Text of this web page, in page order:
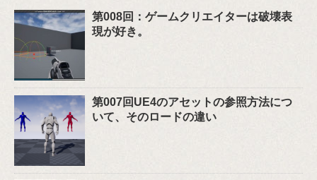
第008回：ゲームクリエイターは破壊表
現が好き。
第007回UE4のアセットの参照方法につ
いて、そのロードの違い